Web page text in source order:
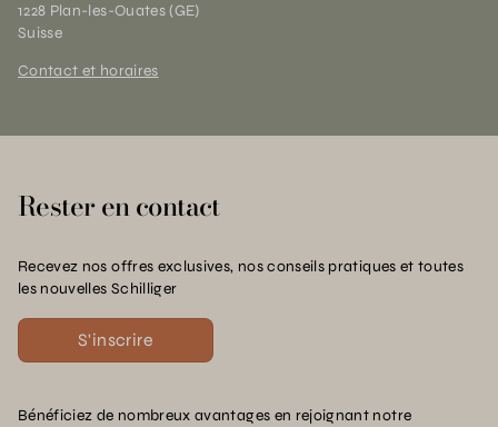
1228 Plan-les-Ouates (GE)
Suisse
Contact et horaires
Rester en contact
Recevez nos offres exclusives, nos conseils pratiques et toutes
les nouvelles Schilliger
S'inscrire
Bénéficiez de nombreux avantages en rejoignant notre